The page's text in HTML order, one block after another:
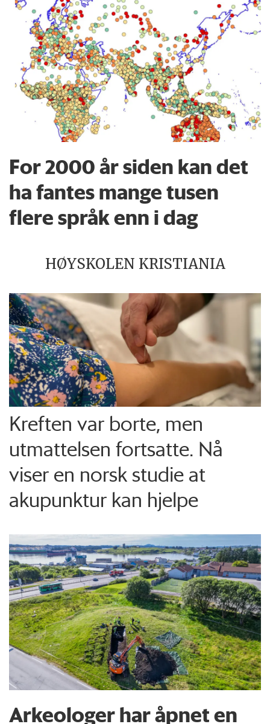
For 2000 år siden kan det
ha fantes mange tusen
flere språk enn i dag
HØYSKOLEN KRISTIANIA
Kreften var borte, men
utmattelsen fortsatte. Nå
viser en norsk studie at
akupunktur kan hjelpe
Arkeologer har åpnet en